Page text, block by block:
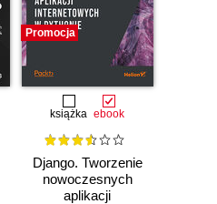
Promocja
książka ebook
Django. Tworzenie
nowoczesnych
aplikacji